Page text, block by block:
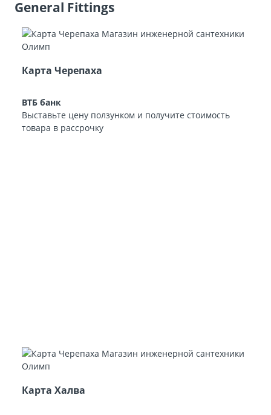
General Fittings
Карта Черепаха
ВТБ банк
Выставьте цену ползунком и получите стоимость
товара в рассрочку
Карта Халва